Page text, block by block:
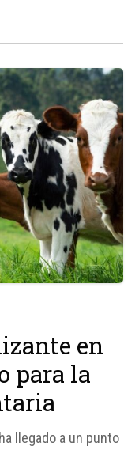
en
para la
llegado a un punto